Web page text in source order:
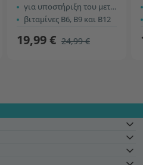
για υποστήριξη του μεταβολισμού
βιταμίνες B6, B9 και B12
19,99 € 24,99 €